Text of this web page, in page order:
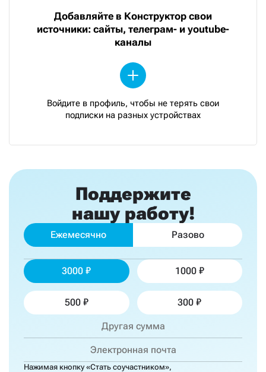
Добавляйте в Конструктор свои
источники: сайты, телеграм- и youtube-
каналы
Войдите в профиль, чтобы не терять свои
подписки на разных устройствах
Поддержите
нашу работу!
Ежемесячно Разово
3000 1000
500 300
Нажимая кнопку «Стать соучастником»,